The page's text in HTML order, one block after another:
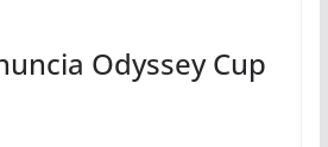
Odyssey Cup